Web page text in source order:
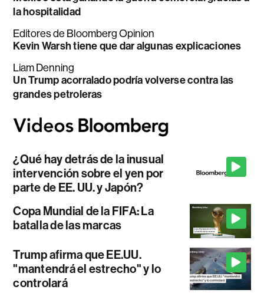
la hospitalidad
Editores de Bloomberg Opinion
Kevin Warsh tiene que dar algunas explicaciones
Liam Denning
Un Trump acorralado podría volverse contra las
grandes petroleras
¿Qué hay detrás de la inusual
intervención sobre el yen por
parte de EE. UU. y Japón?
Copa Mundial de la FIFA: La
batalla de las marcas
Trump afirma que EE.UU.
"mantendrá el estrecho" y lo
controlará